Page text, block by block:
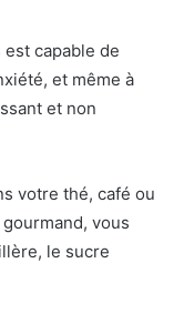
est capable de
et même à
et non
votre thé, café ou
vous
le sucre